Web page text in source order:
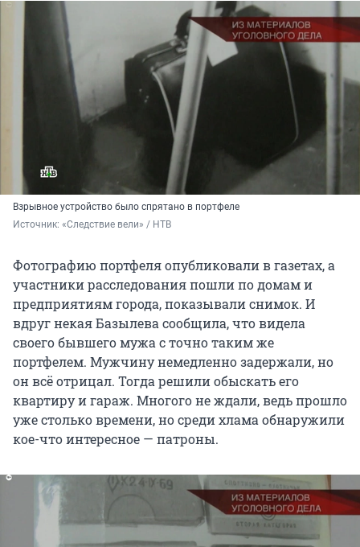
Взрывное устройство было спрятано в портфеле
Источник: «Следствие вели» / НТВ
Фотографию портфеля опубликовали в газетах, а
участники расследования пошли по домам и
предприятиям города, показывали снимок. И
вдруг некая Базылева сообщила, что видела
своего бывшего мужа с точно таким же
портфелем. Мужчину немедленно задержали, но
он всё отрицал. Тогда решили обыскать его
квартиру и гараж. Многого не ждали, ведь прошло
уже столько времени, но среди хлама обнаружили
кое-что интересное — патроны.